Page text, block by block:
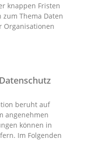
knappen Fristen
Thema Daten
Organisationen
beruht auf
angenehmen
können in
Im Folgenden